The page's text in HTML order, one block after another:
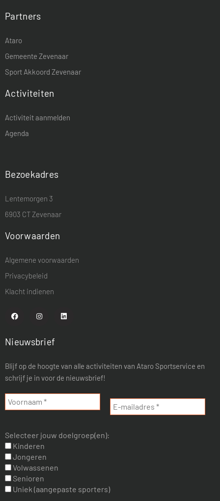
Partners
Ataro
Gemeente Zevenaar
Sport Akkoord Zevenaar
Activiteiten
Activiteit aanmelden
Agenda
Bezoekadres
Lentemorgen 3
6903 CT Zevenaar
Voorwaarden
Algemene voorwaarden
Privacybeleid
Klacht indienen
Nieuwsbrief
Blijf op de hoogte van alle activiteiten van Ataro Sportservice en
schrijf je in voor de nieuwsbrief!
Selecteer jouw doelgroep(en):
Kinderen
Jongeren
Volwassenen
Senioren
Uniek (aangepaste sporters)